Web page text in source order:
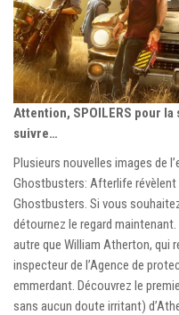
Attention, SPOILERS pour
suivre…
Plusieurs nouvelles images de
Ghostbusters: Afterlife révèlent
Ghostbusters. Si vous
détournez le regard
autre que William Atherton, qui
inspecteur de l’Agence de
emmerdant. Découvrez le
sans aucun doute irritant)